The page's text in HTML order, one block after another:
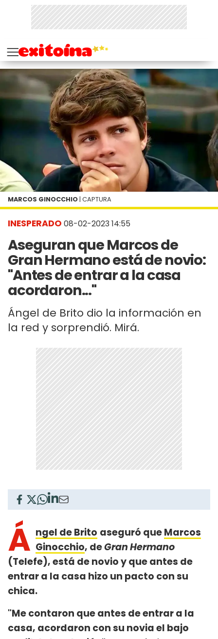
INESPERADO 08-02-2023 14:55
Aseguran que Marcos de
Gran Hermano está de novio:
"Antes de entrar a la casa
acordaron..."
Ángel de Brito dio la información en
la red y sorprendió. Mirá.
MARCOS GINOCCHIO | CAPTURA
Á ngel de Brito aseguró queMarcos
Ginocchio, deGran Hermano
(Telefe), está de novio y que antes de
entrar a la casa hizo un pacto con su
chica.
"Me contaron que antes de entrar a la
casa, acordaron con su novia el bajo